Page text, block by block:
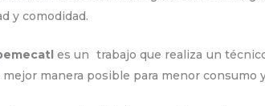
y comodidad.
es un trabajo que realiza un
manera posible para menor consumo